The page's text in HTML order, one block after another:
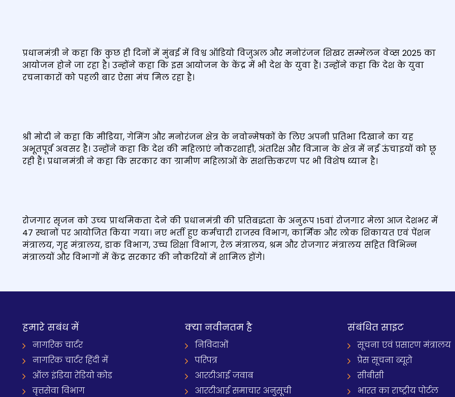
प्रधानमंत्री ने कहा कि कुछ ही दिनों में मुंबई में विश्व ऑडियो विजुअल और मनोरंजन शिखर सम्मेलन वेव्स 2025 का
आयोजन होने जा रहा है। उन्होंने कहा कि इस आयोजन के केंद्र में भी देश के युवा हैं। उन्होंने कहा कि देश के युवा
रचनाकारों को पहली बार ऐसा मंच मिल रहा है।
श्री मोदी ने कहा कि मीडिया, गेमिंग और मनोरंजन क्षेत्र के नवोन्‍मेषकों के लिए अपनी प्रतिभा दिखाने का यह
अभूतपूर्व अवसर है। उन्होंने कहा कि देश की महिलाएं नौकरशाही, अंतरिक्ष और विज्ञान के क्षेत्र में नई ऊंचाइयों को छू
रही हैं। प्रधानमंत्री ने कहा कि सरकार का ग्रामीण महिलाओं के सशक्ति‍करण पर भी विशेष ध्‍यान है।
रोजगार सृजन को उच्‍च प्राथमिकता देने की प्रधानमंत्री की प्रतिबद्धता के अनुरूप 15वां रोजगार मेला आज देशभर में
47 स्थानों पर आयोजित किया गया। नए भर्ती हुए कर्मचारी राजस्व विभाग, कार्मिक और लोक शिकायत एवं पेंशन
मंत्रालय, गृह मंत्रालय, डाक विभाग, उच्च शिक्षा विभाग, रेल मंत्रालय, श्रम और रोजगार मंत्रालय सहित विभिन्न
मंत्रालयों और विभागों में केंद्र सरकार की नौकरियों में शामिल होंगे।
हमारे सबंध में
नागरिक चार्टर
नागरिक चार्टर हिंदी में
ऑल इंडिया रेडियो कोड
वृत्तसेवा विभाग
क्‍या नवीनतम है
निविदाओं
परिपत्र
आरटीआई जवाब
आरटीआई समाचार अनुसूची
संबंधित साइट
सूचना एवं प्रसारण मंत्रालय
प्रेस सूचना ब्यूरो
सीबीसी
भारत का राष्ट्रीय पोर्टल